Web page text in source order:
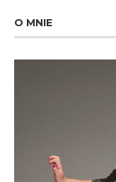
O MNIE